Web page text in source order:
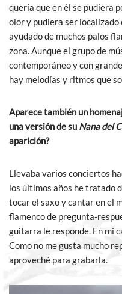
quería que en él se pudiera
olor y pudiera ser localizado
ayudado de muchos palos
zona. Aunque el grupo de
contemporáneo y con
hay melodías y ritmos que
Aparece también un
una versión de su Nana del
aparición?
Llevaba varios conciertos
los últimos años he tratado
tocar el saxo y cantar en el
flamenco de pregunta-
guitarra le responde. En mi
Como no me gusta mucho
aproveché para grabarla.